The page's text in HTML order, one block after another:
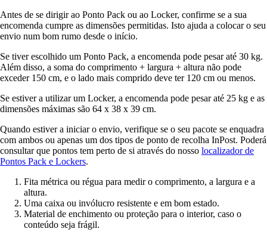
Antes de se dirigir ao Ponto Pack ou ao Locker, confirme se a sua
encomenda cumpre as dimensões permitidas. Isto ajuda a colocar o seu
envio num bom rumo desde o início.
Se tiver escolhido um Ponto Pack, a encomenda pode pesar até 30 kg.
Além disso, a soma do comprimento + largura + altura não pode
exceder 150 cm, e o lado mais comprido deve ter 120 cm ou menos.
Se estiver a utilizar um Locker, a encomenda pode pesar até 25 kg e as
dimensões máximas são 64 x 38 x 39 cm.
Quando estiver a iniciar o envio, verifique se o seu pacote se enquadra
com ambos ou apenas um dos tipos de ponto de recolha InPost. Poderá
consultar que pontos tem perto de si através do nosso localizador de
Pontos Pack e Lockers.
Fita métrica ou régua para medir o comprimento, a largura e a
altura.
Uma caixa ou invólucro resistente e em bom estado.
Material de enchimento ou proteção para o interior, caso o
conteúdo seja frágil.